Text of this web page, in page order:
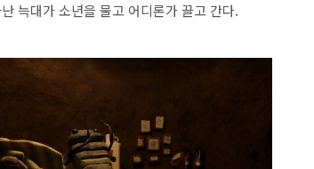
늑대가 소년을 물고 어디론가 끌고 간다.